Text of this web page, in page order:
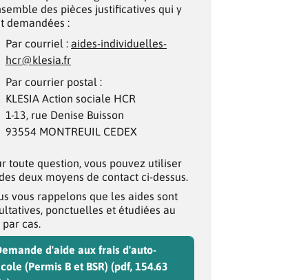
des pièces justificatives qui y
demandées :
Par courriel : aides-individuelles-
hcr@klesia.fr
Par courrier postal :
KLESIA Action sociale HCR
1-13, rue Denise Buisson
93554 MONTREUIL CEDEX
toute question, vous pouvez utiliser
deux moyens de contact ci-dessus.
vous rappelons que les aides sont
ponctuelles et étudiées au
par cas.
d'aide aux frais d'auto-
(Permis B et BSR) (pdf, 154.63